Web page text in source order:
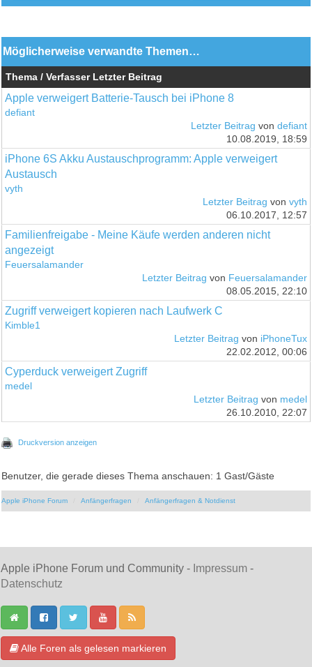
Möglicherweise verwandte Themen…
Thema / Verfasser Letzter Beitrag
Apple verweigert Batterie-Tausch bei iPhone 8
defiant
Letzter Beitrag von defiant
10.08.2019, 18:59
iPhone 6S Akku Austauschprogramm: Apple verweigert
Austausch
vyth
Letzter Beitrag von vyth
06.10.2017, 12:57
Familienfreigabe - Meine Käufe werden anderen nicht
angezeigt
Feuersalamander
Letzter Beitrag von Feuersalamander
08.05.2015, 22:10
Zugriff verweigert kopieren nach Laufwerk C
Kimble1
Letzter Beitrag von iPhoneTux
22.02.2012, 00:06
Cyperduck verweigert Zugriff
medel
Letzter Beitrag von medel
26.10.2010, 22:07
Druckversion anzeigen
Benutzer, die gerade dieses Thema anschauen: 1 Gast/Gäste
Apple iPhone Forum Anfängerfragen Anfängerfragen & Notdienst
Apple iPhone Forum und Community - Impressum -
Datenschutz
Alle Foren als gelesen markieren